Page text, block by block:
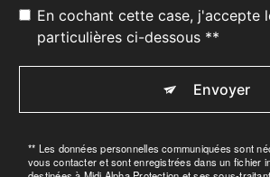
En cochant cette case, j'accepte
particulières ci-dessous **
Envoyer
** Les données personnelles communiquées sont
vous contacter et sont enregistrées dans un fichier